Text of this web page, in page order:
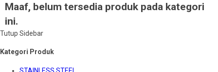
Maaf, belum tersedia produk pada kategori
ini.
Tutup Sidebar
Kategori Produk
STAINLESS STEEL